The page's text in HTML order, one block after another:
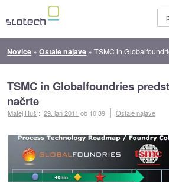
Novice »Ostale najave »TSMC in
TSMC in Globalfoundries
načrte
Matej Huš ::29. jan 2011 ob 10:39 Ostale najave